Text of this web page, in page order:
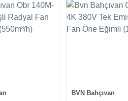
BVN Bahçıvan